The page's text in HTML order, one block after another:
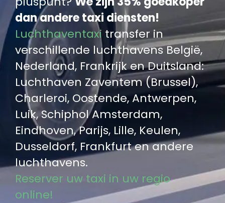
dan andere taxi diensten!
Luchthaventaxi transfer in
verschillende luchthavens België,
Nederland, Frankrijk en Duitsland:
Luchthaven Zaventem (Brussel),
Charleroi, Oostende, Antwerpen,
Luik, Schiphol Amsterdam,
Eindhoven, Parijs, Lille, Keulen,
Dusseldorf, Frankfurt en andere
luchthavens.
Reserver uw taxi in uw regio
online!